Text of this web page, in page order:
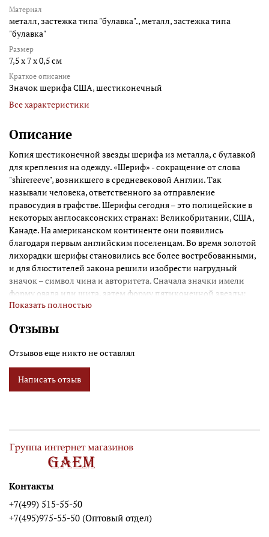
Материал
металл, застежка типа "булавка"., металл, застежка типа
"булавка"
Размер
7,5 х 7 х 0,5 см
Краткое описание
Значок шерифа США, шестиконечный
Все характеристики
Описание
Копия шестиконечной звезды шерифа из металла, с булавкой
для крепления на одежду. «Шериф» - сокращение от слова
"shirereeve", возникшего в средневековой Англии. Так
называли человека, ответственного за отправление
правосудия в графстве. Шерифы сегодня – это полицейские в
некоторых англосаксонских странах: Великобритании, США,
Канаде. На американском континенте они появились
благодаря первым английским поселенцам. Во время золотой
лихорадки шерифы становились все более востребованными,
и для блюстителей закона решили изобрести нагрудный
значок – символ чина и авторитета. Сначала значки имели
форму овала или щита, затем форму пятиконечной звезды;
она ассоциировалась с флагом США. Еще позднее значки
шерифов значок-звезда, а у полицейских значок овальный
носят значки-щиты с орлом. Прикоснитесь к Американскому
Западу с исторической копией значка от DENIX!
Показать полностью
Отзывы
Отзывов еще никто не оставлял
Написать отзыв
Контакты
+7(499) 515-55-50
+7(495)975-55-50 (Оптовый отдел)